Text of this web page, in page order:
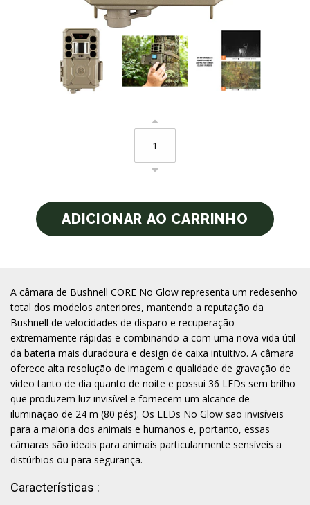
A câmara de Bushnell CORE No Glow representa um redesenho
total dos modelos anteriores, mantendo a reputação da
Bushnell de velocidades de disparo e recuperação
extremamente rápidas e combinando-a com uma nova vida útil
da bateria mais duradoura e design de caixa intuitivo. A câmara
oferece alta resolução de imagem e qualidade de gravação de
vídeo tanto de dia quanto de noite e possui 36 LEDs sem brilho
que produzem luz invisível e fornecem um alcance de
iluminação de 24 m (80 pés). Os LEDs No Glow são invisíveis
para a maioria dos animais e humanos e, portanto, essas
câmaras são ideais para animais particularmente sensíveis a
distúrbios ou para segurança.
Características :